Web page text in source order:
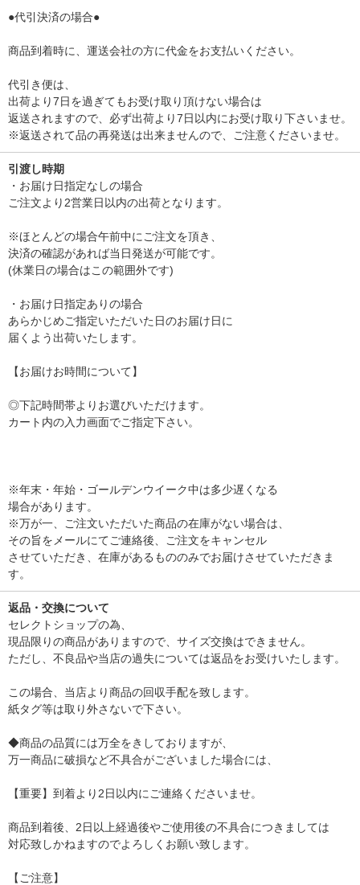
●代引決済の場合●
商品到着時に、運送会社の方に代金をお支払いください。
代引き便は、
出荷より7日を過ぎてもお受け取り頂けない場合は
返送されますので、必ず出荷より7日以内にお受け取り下さいませ。
※返送されて品の再発送は出来ませんので、ご注意くださいませ。
引渡し時期
・お届け日指定なしの場合
ご注文より2営業日以内の出荷となります。
※ほとんどの場合午前中にご注文を頂き、
決済の確認があれば当日発送が可能です。
(休業日の場合はこの範囲外です)
・お届け日指定ありの場合
あらかじめご指定いただいた日のお届け日に
届くよう出荷いたします。
【お届けお時間について】
◎下記時間帯よりお選びいただけます。
カート内の入力画面でご指定下さい。
※年末・年始・ゴールデンウイーク中は多少遅くなる
場合があります。
※万が一、ご注文いただいた商品の在庫がない場合は、
その旨をメールにてご連絡後、ご注文をキャンセル
させていただき、在庫があるもののみでお届けさせていただきま
す。
返品・交換について
セレクトショップの為、
現品限りの商品がありますので、サイズ交換はできません。
ただし、不良品や当店の過失については返品をお受けいたします。
この場合、当店より商品の回収手配を致します。
紙タグ等は取り外さないで下さい。
◆商品の品質には万全をきしておりますが、
万一商品に破損など不具合がございました場合には、
【重要】到着より2日以内にご連絡くださいませ。
商品到着後、2日以上経過後やご使用後の不具合につきましては
対応致しかねますのでよろしくお願い致します。
【ご注意】